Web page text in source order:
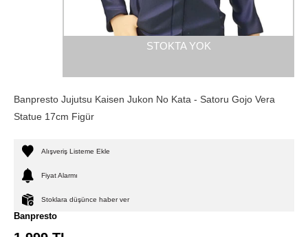
STOKTA YOK
Banpresto Jujutsu Kaisen Jukon No Kata - Satoru Gojo Vera
Statue 17cm Figür
Alışveriş Listeme Ekle
Fiyat Alarmı
Stoklara düşünce haber ver
Banpresto